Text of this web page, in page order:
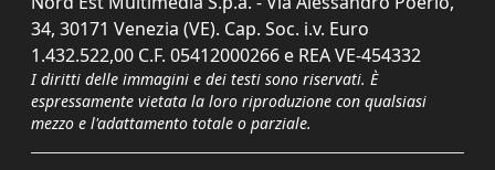
34, 30171 Venezia (VE). Cap. Soc. i.v. Euro
1.432.522,00 C.F. 05412000266 e REA VE-454332
I diritti delle immagini e dei testi sono riservati. È
espressamente vietata la loro riproduzione con qualsiasi
mezzo e l'adattamento totale o parziale.